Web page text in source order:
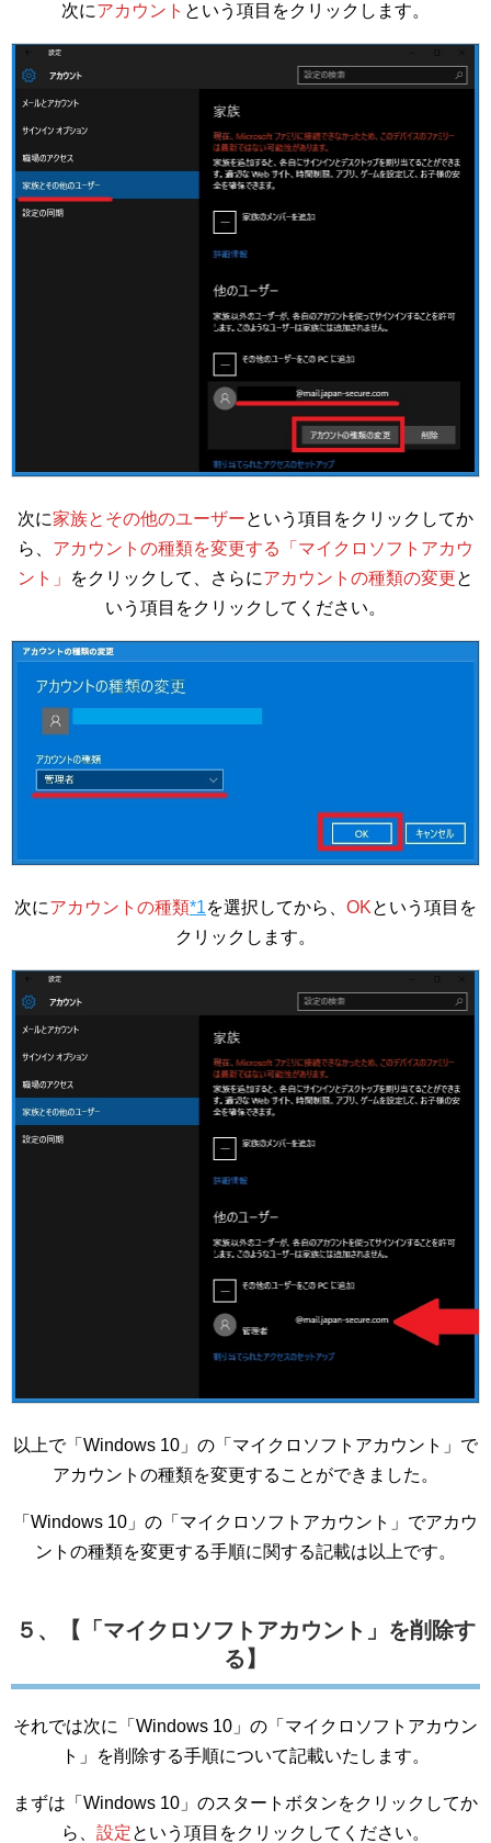
次にアカウント という項目をクリックします。
次に家族とその他のユーザーという項目をクリックしてか
ら、 アカウントの種類を変更する「マイクロソフトアカウ
ント」
をクリックして、さらにアカウントの種類の変更と
いう項目をクリックしてください。
次にアカウントの種類*1を選択してから、 OKという項目を
クリックします。
以上で「Windows 10」の「マイクロソフトアカウント」で
アカウントの種類を変更することができました。
「Windows 10」の「マイクロソフトアカウント」でアカウ
ントの種類を変更する手順に関する記載は以上です。
５、【「マイクロソフトアカウント」を削除す
る】
それでは次に「Windows 10」の「マイクロソフトアカウン
ト」を削除する手順について記載いたします。
まずは「Windows 10」のスタートボタンをクリックしてか
ら、 設定という項目をクリックしてください。